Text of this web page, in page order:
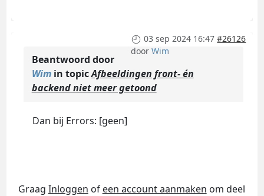
03 sep 2024 16:47 #26126
doorWim
Beantwoord door
Wimin topicAfbeeldingen front- én
backend niet meer getoond
Dan bij Errors: [geen]
Graag Inloggen of een account aanmaken om deel